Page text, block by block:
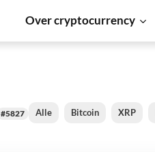
Over cryptocurrency
#5827 Alle Bitcoin XRP